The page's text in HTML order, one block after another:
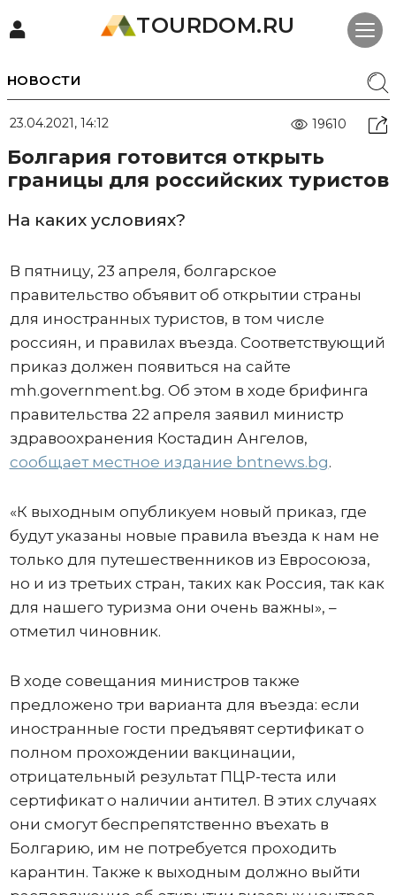
TOURDOM.RU
НОВОСТИ
23.04.2021, 14:12 19610
Болгария готовится открыть
границы для российских туристов
На каких условиях?
В пятницу, 23 апреля, болгарское
правительство объявит об открытии страны
для иностранных туристов, в том числе
россиян, и правилах въезда. Соответствующий
приказ должен появиться на сайте
mh.government.bg. Об этом в ходе брифинга
правительства 22 апреля заявил министр
здравоохранения Костадин Ангелов,
сообщает местное издание bntnews.bg.
«К выходным опубликуем новый приказ, где
будут указаны новые правила въезда к нам не
только для путешественников из Евросоюза,
но и из третьих стран, таких как Россия, так как
для нашего туризма они очень важны», –
отметил чиновник.
В ходе совещания министров также
предложено три варианта для въезда: если
иностранные гости предъявят сертификат о
полном прохождении вакцинации,
отрицательный результат ПЦР-теста или
сертификат о наличии антител. В этих случаях
они смогут беспрепятственно въехать в
Болгарию, им не потребуется проходить
карантин. Также к выходным должно выйти